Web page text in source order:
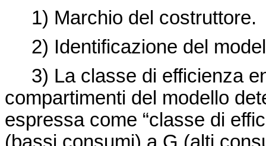
1) Marchio del costruttore.
2) Identificazione del
3) La classe di efficienza
compartimenti del modello
espressa come “classe di